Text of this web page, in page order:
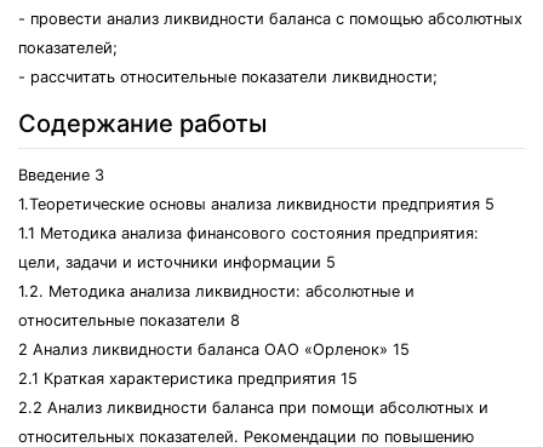
- провести анализ ликвидности баланса с помощью абсолютных
показателей;
- рассчитать относительные показатели ликвидности;
Содержание работы
Введение 3
1.Теоретические основы анализа ликвидности предприятия 5
1.1 Методика анализа финансового состояния предприятия:
цели, задачи и источники информации 5
1.2. Методика анализа ликвидности: абсолютные и
относительные показатели 8
2 Анализ ликвидности баланса ОАО «Орленок» 15
2.1 Краткая характеристика предприятия 15
2.2 Анализ ликвидности баланса при помощи абсолютных и
относительных показателей. Рекомендации по повышению